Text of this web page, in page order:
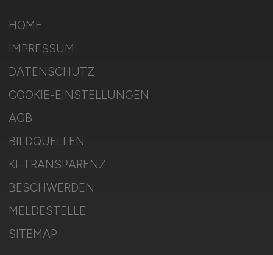
HOME
IMPRESSUM
DATENSCHUTZ
COOKIE-EINSTELLUNGEN
AGB
BILDQUELLEN
KI-TRANSPARENZ
BESCHWERDEN
MELDESTELLE
SITEMAP